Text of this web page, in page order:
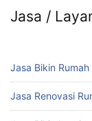
Jasa /
Jasa Bikin Rumah
Jasa Renovasi